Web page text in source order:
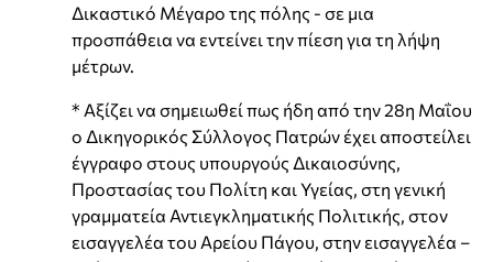
Δικαστικό Μέγαρο της πόλης - σε μια
προσπάθεια να εντείνει την πίεση για τη λήψη
μέτρων.
* Αξίζει να σημειωθεί πως ήδη από την 28η Μαΐου
ο Δικηγορικός Σύλλογος Πατρών έχει αποστείλει
έγγραφο στους υπουργούς Δικαιοσύνης,
Προστασίας του Πολίτη και Υγείας, στη γενική
γραμματεία Αντιεγκληματικής Πολιτικής, στον
εισαγγελέα του Αρείου Πάγου, στην εισαγγελέα –